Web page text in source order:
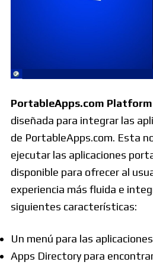
PortableApps.com Platform
diseñada para integrar las
de PortableApps.com. Esta
ejecutar las aplicaciones
disponible para ofrecer al
experiencia más fluida e
siguientes características:
Un menú para las
Apps Directory para